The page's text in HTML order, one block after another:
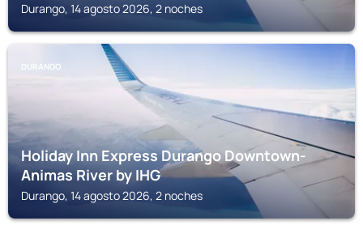
Durango, 14 agosto 2026, 2 noches
DURANGO
Holiday Inn Express Durango Downtown-
Animas River by IHG
Durango, 14 agosto 2026, 2 noches